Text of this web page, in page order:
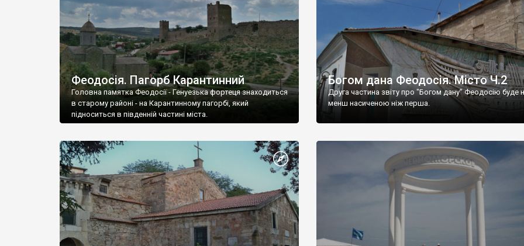
Феодосія. Пагорб Карантинний
Головна памятка Феодосії - Генуезька фортеця знаходиться
в старому районі - на Карантинному пагорбі, який
підноситься в південній частині міста.
Богом дана Феодосія. Місто Ч.2
Друга частина звіту про "Богом дану" Феодосію буде
менш насиченою ніж перша.